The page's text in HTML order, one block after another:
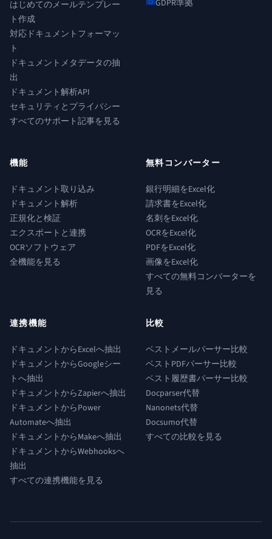
はじめてのメールテンプレー
ト作成
対応ドキュメントフォーマッ
ト
ドキュメントメタデータの抽
出
ドキュメント解析API
セキュリティとプライバシー
すべてのサポート記事を見る
GDPR準拠
機能
ドキュメント取り込み
ドキュメント解析
正規化と検証
エクスポートと連携
OCRソフトウェア
全機能を見る
無料コンバーター
銀行明細をExcel化
請求書をExcel化
名刺をExcel化
OCRをExcel化
PDFをExcel化
画像をExcel化
すべての無料コンバーターを
見る
連携機能
ドキュメントからExcelへ抽出
ドキュメントからGoogleシー
トへ抽出
ドキュメントからZapierへ抽出
ドキュメントからPower
Automateへ抽出
ドキュメントからMakeへ抽出
ドキュメントからWebhooksへ
抽出
すべての連携機能を見る
比較
ベストメールパーサー比較
ベストPDFパーサー比較
ベスト履歴書パーサー比較
Docparser代替
Nanonets代替
Docsumo代替
すべての比較を見る